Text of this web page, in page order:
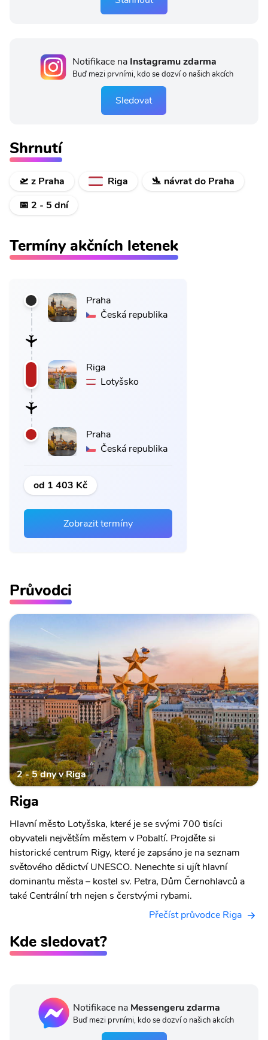
Notifikace na Instagramu zdarma
Buď mezi prvními, kdo se dozví o našich akcích
Sledovat
Shrnutí
🛫 z Praha Riga
🛬 návrat do Praha
📅 2 - 5 dní
Termíny akčních letenek
Praha
Česká republika
Riga
Lotyšsko
Praha
Česká republika
od 1 403 Kč
Zobrazit termíny
Průvodci
2 - 5 dny v Riga
Riga
Hlavní město Lotyšska, které je se svými 700 tisíci
obyvateli největším městem v Pobaltí. Projděte si
historické centrum Rigy, které je zapsáno je na seznam
světového dědictví UNESCO. Nenechte si ujít hlavní
dominantu města – kostel sv. Petra, Dům Černohlavců a
také Centrální trh nejen s čerstvými rybami.
Přečíst průvodce Riga
Kde sledovat?
Notifikace na Messengeru zdarma
Buď mezi prvními, kdo se dozví o našich akcích